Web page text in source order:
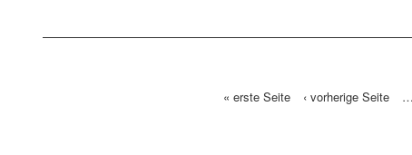
« erste Seite ‹ vorherige Seite …